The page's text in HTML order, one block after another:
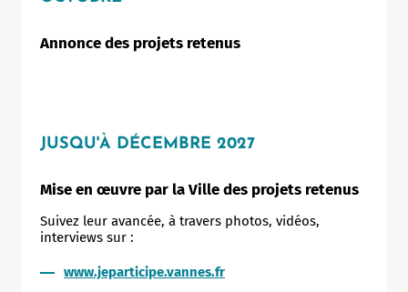
Annonce des projets retenus
JUSQU'À DÉCEMBRE 2027
Mise en œuvre par la Ville des projets retenus
Suivez leur avancée, à travers photos, vidéos,
interviews sur :
www.jeparticipe.vannes.fr